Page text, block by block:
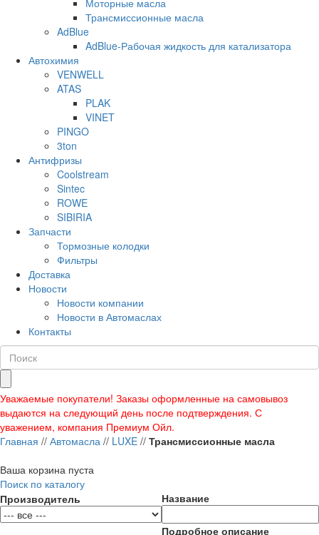
Моторные масла
Трансмиссионные масла
AdBlue
AdBlue-Рабочая жидкость для катализатора
Автохимия
VENWELL
ATAS
PLAK
VINET
PINGO
3ton
Антифризы
Coolstream
Sintec
ROWE
SIBIRIA
Запчасти
Тормозные колодки
Фильтры
Доставка
Новости
Новости компании
Новости в Автомаслах
Контакты
Уважаемые покупатели! Заказы оформленные на самовывоз
выдаются на следующий день после подтверждения. С
уважением, компания Премиум Ойл.
Главная // Автомасла // LUXE // Трансмиссионные масла
Ваша корзина пуста
Поиск по каталогу
Производитель
Название
Подробное описание